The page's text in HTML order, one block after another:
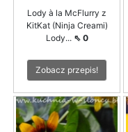
Lody à la McFlurry z
KitKat (Ninja Creami)
Lody... ⇖ 0
Zobacz przepis!